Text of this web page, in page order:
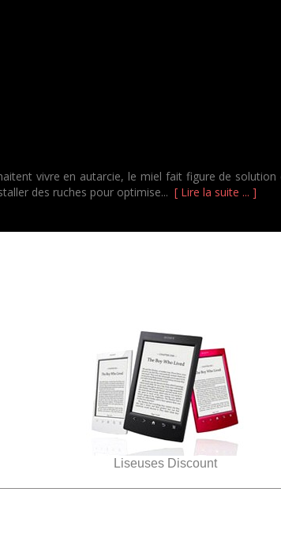
vivre en autarcie, le miel fait figure de
des ruches pour optimise... [ Lire la suite ... ]
Liseuses Discount